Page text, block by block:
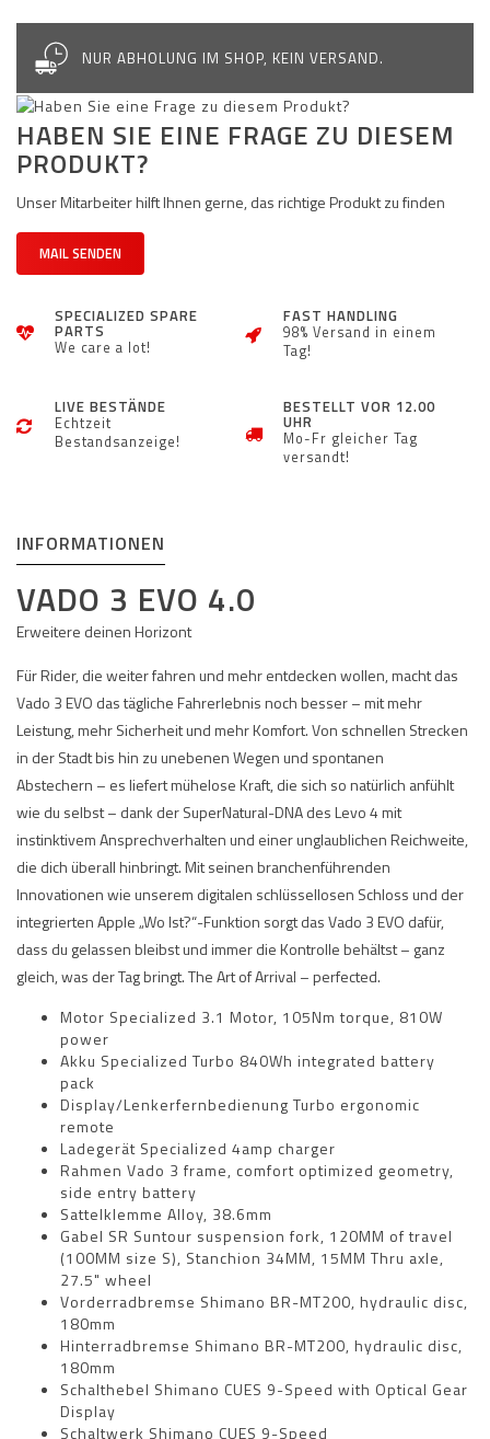
NUR ABHOLUNG IM SHOP, KEIN VERSAND.
HABEN SIE EINE FRAGE ZU DIESEM
PRODUKT?
Unser Mitarbeiter hilft Ihnen gerne, das richtige Produkt zu finden
MAIL SENDEN
SPECIALIZED SPARE
PARTS
We care a lot!
FAST HANDLING
98% Versand in einem
Tag!
LIVE BESTÄNDE
Echtzeit
Bestandsanzeige!
BESTELLT VOR 12.00
UHR
Mo-Fr gleicher Tag
versandt!
INFORMATIONEN
VADO 3 EVO 4.0
Erweitere deinen Horizont
Für Rider, die weiter fahren und mehr entdecken wollen, macht das
Vado 3 EVO das tägliche Fahrerlebnis noch besser – mit mehr
Leistung, mehr Sicherheit und mehr Komfort. Von schnellen Strecken
in der Stadt bis hin zu unebenen Wegen und spontanen
Abstechern – es liefert mühelose Kraft, die sich so natürlich anfühlt
wie du selbst – dank der SuperNatural-DNA des Levo 4 mit
instinktivem Ansprechverhalten und einer unglaublichen Reichweite,
die dich überall hinbringt. Mit seinen branchenführenden
Innovationen wie unserem digitalen schlüssellosen Schloss und der
integrierten Apple „Wo Ist?“-Funktion sorgt das Vado 3 EVO dafür,
dass du gelassen bleibst und immer die Kontrolle behältst – ganz
gleich, was der Tag bringt. The Art of Arrival – perfected.
Motor Specialized 3.1 Motor, 105Nm torque, 810W
power
Akku Specialized Turbo 840Wh integrated battery
pack
Display/Lenkerfernbedienung Turbo ergonomic
remote
Ladegerät Specialized 4amp charger
Rahmen Vado 3 frame, comfort optimized geometry,
side entry battery
Sattelklemme Alloy, 38.6mm
Gabel SR Suntour suspension fork, 120MM of travel
(100MM size S), Stanchion 34MM, 15MM Thru axle,
27.5" wheel
Vorderradbremse Shimano BR-MT200, hydraulic disc,
180mm
Hinterradbremse Shimano BR-MT200, hydraulic disc,
180mm
Schalthebel Shimano CUES 9-Speed with Optical Gear
Display
Schaltwerk Shimano CUES 9-Speed